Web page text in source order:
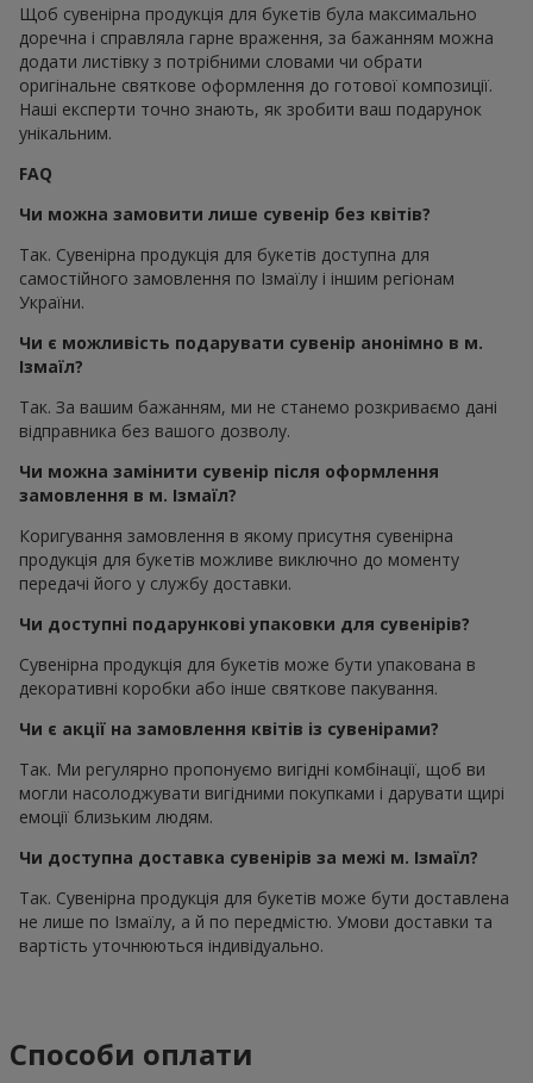
Щоб сувенірна продукція для букетів була максимально
доречна і справляла гарне враження, за бажанням можна
додати листівку з потрібними словами чи обрати
оригінальне святкове оформлення до готової композиції.
Наші експерти точно знають, як зробити ваш подарунок
унікальним.
FAQ
Чи можна замовити лише сувенір без квітів?
Так. Сувенірна продукція для букетів доступна для
самостійного замовлення по Ізмаїлу і іншим регіонам
України.
Чи є можливість подарувати сувенір анонімно в м.
Ізмаїл?
Так. За вашим бажанням, ми не станемо розкриваємо дані
відправника без вашого дозволу.
Чи можна замінити сувенір після оформлення
замовлення в м. Ізмаїл?
Коригування замовлення в якому присутня сувенірна
продукція для букетів можливе виключно до моменту
передачі його у службу доставки.
Чи доступні подарункові упаковки для сувенірів?
Сувенірна продукція для букетів може бути упакована в
декоративні коробки або інше святкове пакування.
Чи є акції на замовлення квітів із сувенірами?
Так. Ми регулярно пропонуємо вигідні комбінації, щоб ви
могли насолоджувати вигідними покупками і дарувати щирі
емоції близьким людям.
Чи доступна доставка сувенірів за межі м. Ізмаїл?
Так. Сувенірна продукція для букетів може бути доставлена
не лише по Ізмаїлу, а й по передмістю. Умови доставки та
вартість уточнюються індивідуально.
Способи оплати